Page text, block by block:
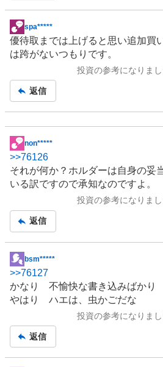
掲
示
板
spa*****
優待取までは上げると思い追加買
は跨がないつもりです。
投資の参考になりまし
返信
掲
示
板
記
non*****
>>76126
それが何か？ホルダーは自身の妥
いる訳ですので承知なのですよ。
投資の参考になりまし
返信
掲
示
板
記
bsm*****
>>76127
かなり 不愉快な書き込みばかり
やはり ハエは、虫かごだな
投資の参考になりまし
返信